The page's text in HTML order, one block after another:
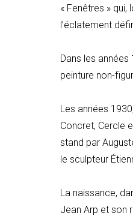
« Fenêtres »
l’éclatement
Dans les
peinture non-
Les années
Concret, Cercle
stand par
le sculpteur
La naissance,
Jean Arp et son